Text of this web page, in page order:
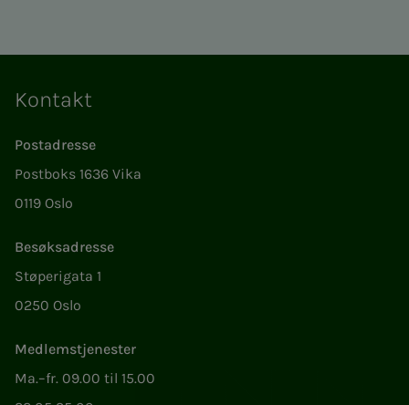
Kontakt
Postadresse
Postboks 1636 Vika
0119 Oslo
Besøksadresse
Støperigata 1
0250 Oslo
Medlemstjenester
Ma.–fr. 09.00 til 15.00